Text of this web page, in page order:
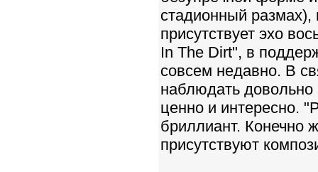
стадионный
присутствует эхо
In The Dirt", в
совсем недавно. В
наблюдать довольно
ценно и интересно.
бриллиант. Конечно
присутствуют